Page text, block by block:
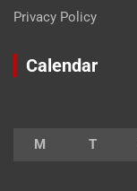
Privacy Policy
Calendar
M T